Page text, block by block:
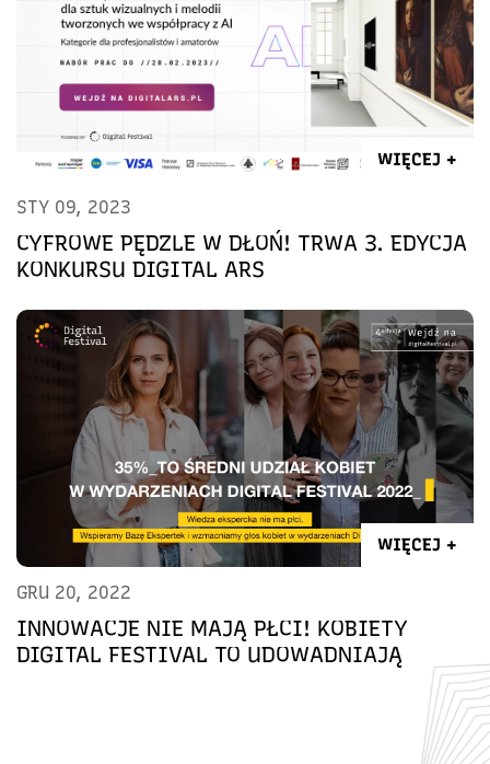
WIĘCEJ +
STY 09, 2023
CYFROWE PĘDZLE W DŁOŃ! TRWA 3. EDYCJA
KONKURSU DIGITAL ARS
WIĘCEJ +
GRU 20, 2022
INNOWACJE NIE MAJĄ PŁCI! KOBIETY
DIGITAL FESTIVAL TO UDOWADNIAJĄ